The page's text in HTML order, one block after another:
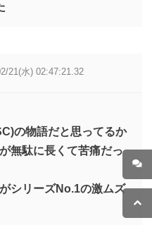
21(水) 02:47:21.32
の物語だと思ってるか
無駄に長くて苦痛だっ
シリーズNo.1の激ムズ